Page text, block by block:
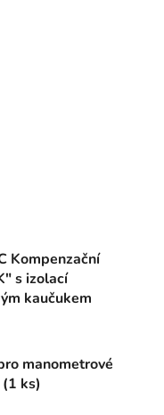
Kompenzační
s izolací
kaučukem
manometrové
ks)